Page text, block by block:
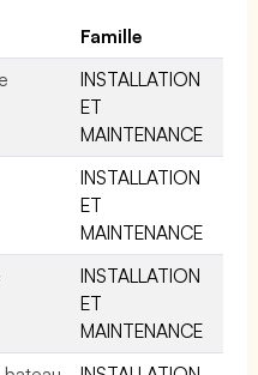
Famille
INSTALLATION
ET
MAINTENANCE
INSTALLATION
ET
MAINTENANCE
INSTALLATION
ET
MAINTENANCE